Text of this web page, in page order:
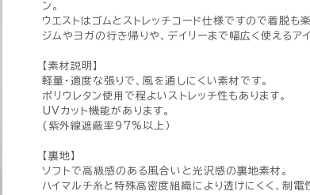
ン。
ウエストはゴムとストレッチコード仕様ですので着脱も
ジムやヨガの行き帰りや、デイリーまで幅広く使えるアイ
【素材説明】
軽量・適度な張りで、風を通しにくい素材です。
ポリウレタン使用で程よいストレッチ性もあります。
UVカット機能があります。
(紫外線遮蔽率97%以上）
【裏地】
ソフトで高級感のある風合いと光沢感の裏地素材。
ハイマルチ糸と特殊高密度組織により透けにくく、制電